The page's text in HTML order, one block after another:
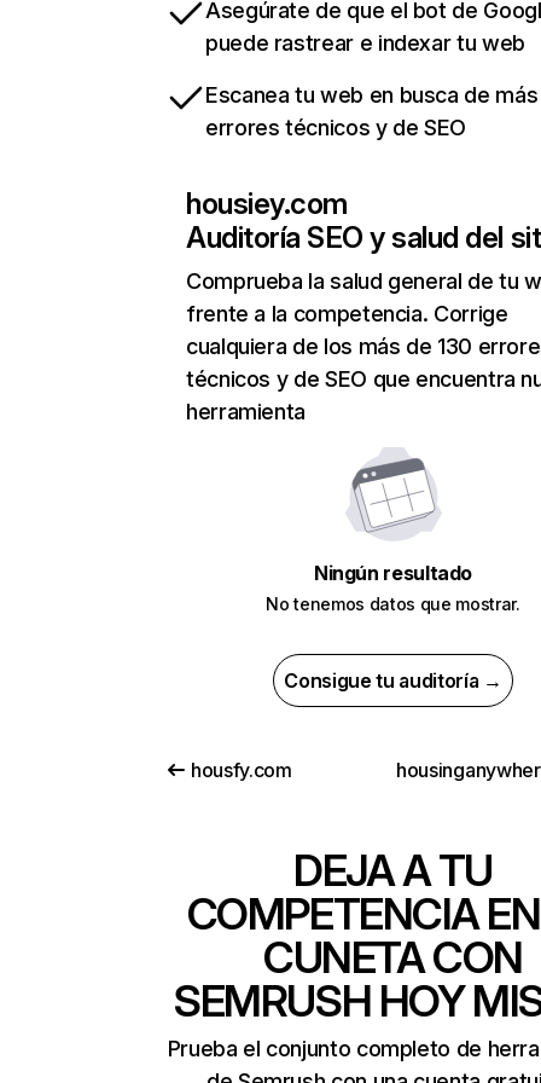
Asegúrate de que el bot de
puede rastrear e indexar tu web
Escanea tu web en busca de
errores técnicos y de SEO
housiey.com
Auditoría SEO y salud del
Comprueba la salud general de tu
frente a la competencia. Corrige
cualquiera de los más de 130
técnicos y de SEO que encuentra
herramienta
Ningún resultado
No tenemos datos que mostrar.
Consigue tu auditoría →
housfy.com
DEJA A TU
COMPETENCIA
CUNETA CON
SEMRUSH HOY
Prueba el conjunto completo de